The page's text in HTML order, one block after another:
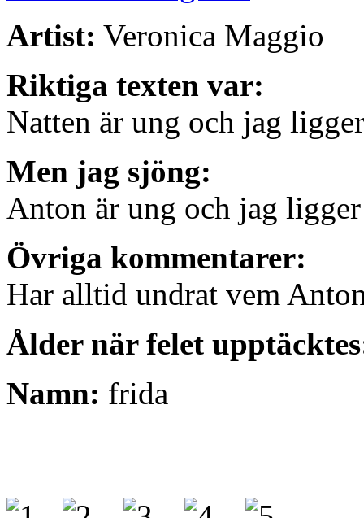
Artist: Veronica Maggio
Riktiga texten var:
Natten är ung och jag
Men jag sjöng:
Anton är ung och jag
Övriga kommentarer:
Har alltid undrat vem
Ålder när felet
Namn: frida